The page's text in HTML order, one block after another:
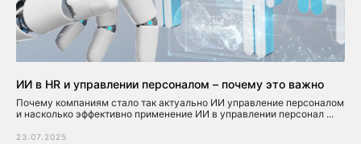
ИИ в HR и управлении персоналом – почему это важно
Почему компаниям стало так актуально ИИ управление персоналом
и насколько эффективно применение ИИ в управлении персонал ...
23.07.2025